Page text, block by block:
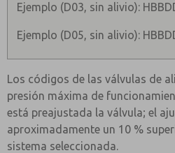
Ejemplo (D03, sin alivio):
Ejemplo (D05, sin alivio):
Los códigos de las válvulas de
presión máxima de
está preajustada la válvula; el
aproximadamente un 10 %
sistema seleccionada.